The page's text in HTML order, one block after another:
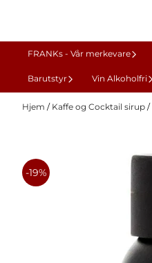
FRANKs - Vår merkevare
Barutstyr Vin Alkoholfri
Hjem / Kaffe og Cocktail sirup /
-19%